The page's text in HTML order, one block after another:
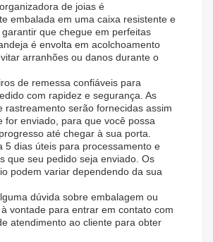
de joias é
embalada em uma caixa resistente e
que chegue em perfeitas
é envolta em acolchoamento
arranhões ou danos durante o
de remessa confiáveis ​​para
com rapidez e segurança. As
rastreamento serão fornecidas assim
for enviado, para que você possa
até chegar à sua porta.
5 dias úteis para processamento e
que seu pedido seja enviado. Os
podem variar dependendo da sua
dúvida sobre embalagem ou
vontade para entrar em contato com
atendimento ao cliente para obter